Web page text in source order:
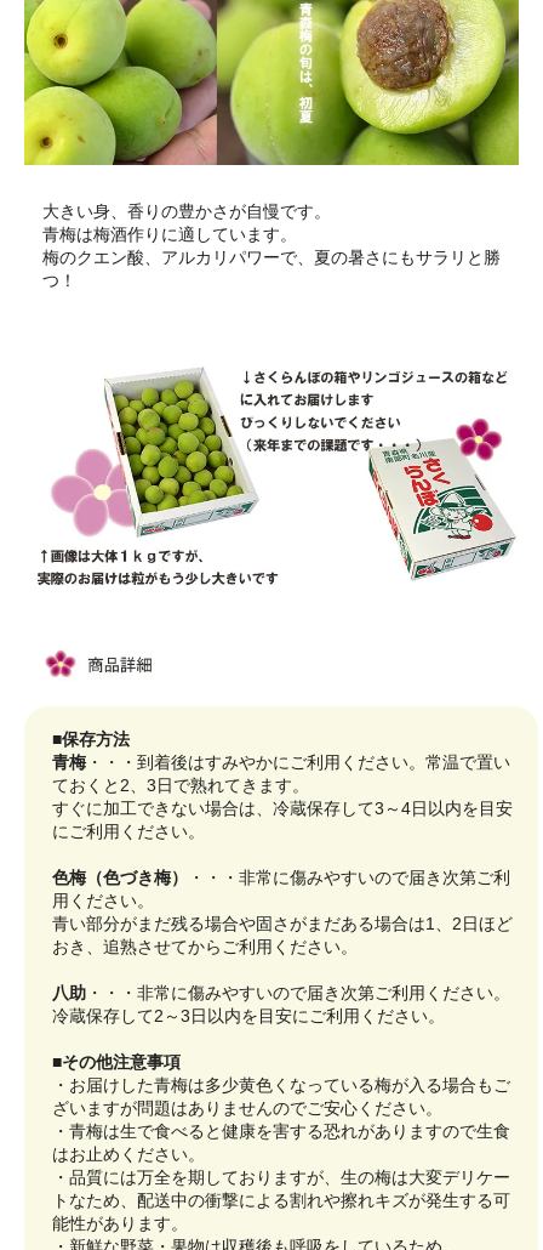
大きい身、香りの豊かさが自慢です。
青梅は梅酒作りに適しています。
梅のクエン酸、アルカリパワーで、夏の暑さにもサラリと勝
つ！
■保存方法
青梅・・・到着後はすみやかにご利用ください。常温で置い
ておくと2、3日で熟れてきます。
すぐに加工できない場合は、冷蔵保存して3～4日以内を目安
にご利用ください。
色梅（色づき梅）
・・・非常に傷みやすいので届き次第ご利
用ください。
青い部分がまだ残る場合や固さがまだある場合は1、2日ほど
おき、追熟させてからご利用ください。
八助 ・・・非常に傷みやすいので届き次第ご利用ください。
冷蔵保存して2～3日以内を目安にご利用ください。
■その他注意事項
・お届けした青梅は多少黄色くなっている梅が入る場合もご
ざいますが問題はありませんのでご安心ください。
・青梅は生で食べると健康を害する恐れがありますので生食
はお止めください。
・品質には万全を期しておりますが、生の梅は大変デリケー
トなため、配送中の衝撃による割れや擦れキズが発生する可
能性があります。
・新鮮な野菜・果物は収穫後も呼吸をしているため、